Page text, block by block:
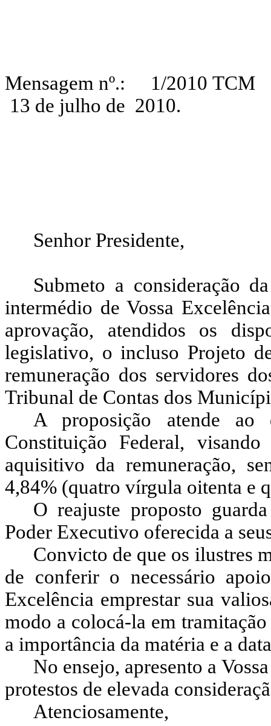
Mensagem nº.: 1/2010
13 de julho de 2010.
Senhor Presidente,
Submeto a consideração
intermédio de Vossa
aprovação, atendidos os
legislativo, o incluso Projeto
remuneração dos servidores
Tribunal de Contas dos
A proposição atende
Constituição Federal,
aquisitivo da remuneração,
4,84% (quatro vírgula oitenta e
O reajuste proposto
Poder Executivo oferecida a
Convicto de que os ilustres
de conferir o necessário
Excelência emprestar sua
modo a colocá-la em
a importância da matéria e a
No ensejo, apresento a
protestos de elevada
Atenciosamente,